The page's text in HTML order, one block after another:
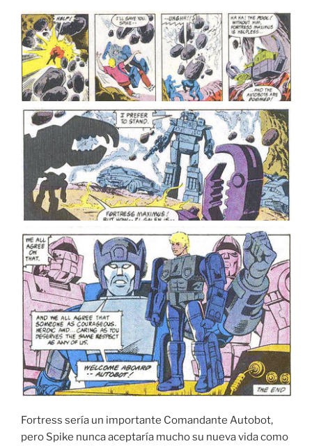
Fortress sería un importante Comandante Autobot,
pero Spike nunca aceptaría mucho su nueva vida como